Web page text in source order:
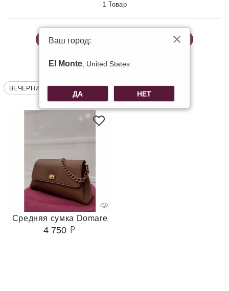
1 Товар
КОЖАНЫЕ ИЗ ИСКУССТВЕННОЙ КОЖИ
ТЕКСТИЛЬНЫЕ
ВЕЧЕРНИЕ СУМКИ СУМКИ СТЁГАНЫЕ
Средняя сумка Domare
4 750
Ваш город:
El Monte , United States
ДА НЕТ